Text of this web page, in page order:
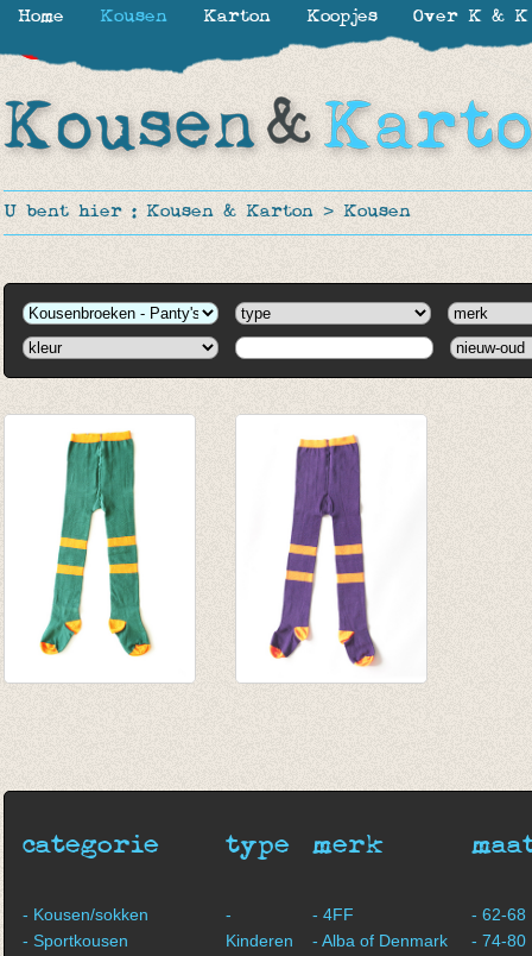
U bent hier : Kousen & Karton > Kousen
categorie
- Kousen/sokken
- Sportkousen
type
-
Kinderen
merk
- 4FF
- Alba of Denmark
- 62-68
- 74-80
Home Kousen Karton Koopjes Over K & K